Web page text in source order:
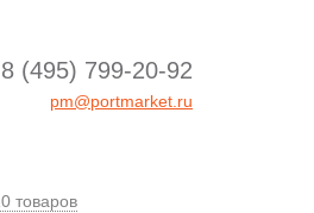
8 (495) 799-20-92
pm@portmarket.ru
товаров